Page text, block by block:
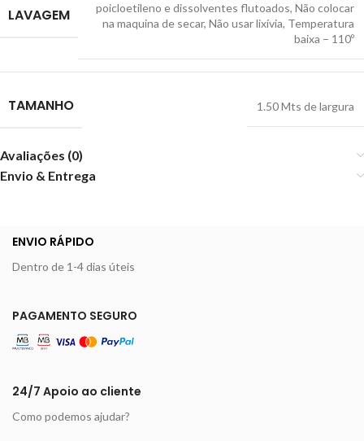
LAVAGEM
poicloetileno e dissolventes flutoados, Não colocar
na maquina de secar, Não usar lixívia, Temperatura
baixa – 110º
TAMANHO 1.50 Mts de largura
Avaliações (0)
Envio & Entrega
ENVIO RÁPIDO
Dentro de 1-4 dias úteis
PAGAMENTO SEGURO
24/7 Apoio ao cliente
Como podemos ajudar?